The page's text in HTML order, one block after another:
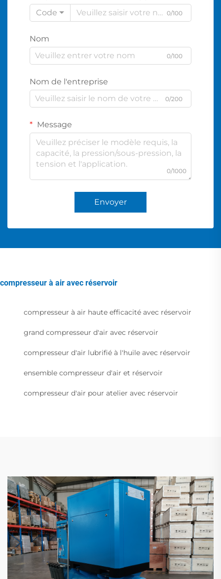
Code
0/100
Nom
0/100
Nom de l'entreprise
0/200
Message
0/1000
Envoyer
compresseur à air avec réservoir
compresseur à air haute efficacité avec réservoir
grand compresseur d'air avec réservoir
compresseur d'air lubrifié à l'huile avec réservoir
ensemble compresseur d'air et réservoir
compresseur d'air pour atelier avec réservoir